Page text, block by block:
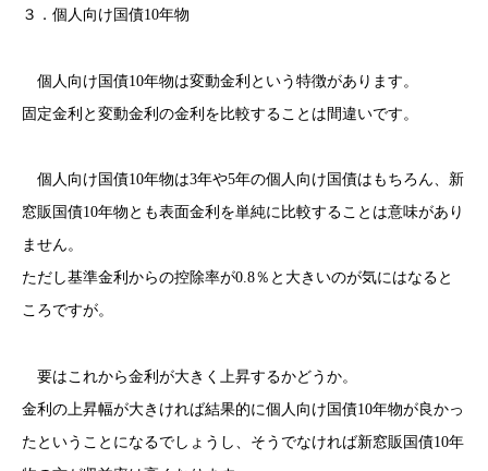
３．個人向け国債10年物
個人向け国債10年物は変動金利という特徴があります。
固定金利と変動金利の金利を比較することは間違いです。
個人向け国債10年物は3年や5年の個人向け国債はもちろん、新
窓販国債10年物とも表面金利を単純に比較することは意味があり
ません。
ただし基準金利からの控除率が0.8％と大きいのが気にはなると
ころですが。
要はこれから金利が大きく上昇するかどうか。
金利の上昇幅が大きければ結果的に個人向け国債10年物が良かっ
たということになるでしょうし、そうでなければ新窓販国債10年